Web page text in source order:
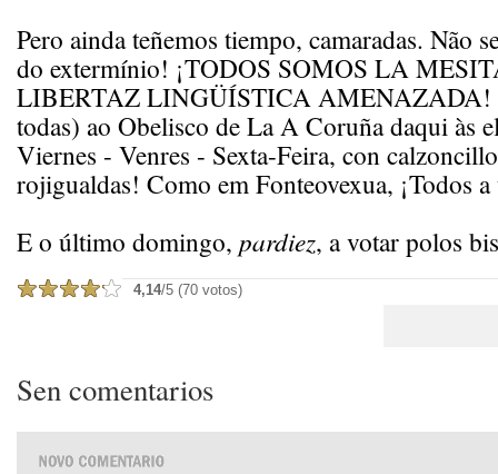
Pero ainda teñemos tiempo, camaradas. Não
do extermínio! ¡TODOS SOMOS LA
LIBERTAZ LINGÜÍSTICA AMENAZADA!
todas) ao Obelisco de La A Coruña daqui às
Viernes - Venres - Sexta-Feira, con
rojigualdas! Como em Fonteovexua, ¡Todos
E o último domingo, pardiez, a votar polos
4,14/5 (70 votos)
Sen comentarios